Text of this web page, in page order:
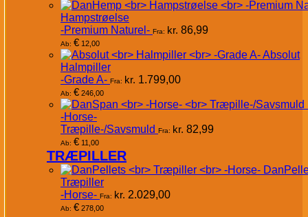
Hampstrøelse
-Premium Naturel- Fra: kr. 86,99
Ab: € 12,00
Absolut
Halmpiller
-Grade A- Fra: kr. 1.799,00
Ab: € 246,00
-Horse-
Træpille-/Savsmuld Fra: kr. 82,99
Ab: € 11,00
TRÆPILLER
Træpiller
-Horse- Fra: kr. 2.029,00
Ab: € 278,00